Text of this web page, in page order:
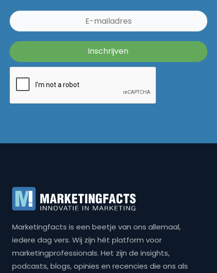
Marketingfacts is een beetje van ons allemaal,
iedere dag vers. Wij zijn hét platform voor
marketingprofessionals. Het zijn de insights,
podcasts, blogs, opinies en recencies die ons als